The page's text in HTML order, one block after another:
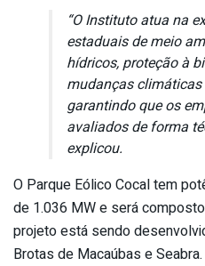
“O Instituto atua na
estaduais de meio
hídricos, proteção à
mudanças
garantindo que os
avaliados de forma
explicou.
O Parque Eólico Cocal tem
de 1.036 MW e será
projeto está sendo
Brotas de Macaúbas e Seabra.